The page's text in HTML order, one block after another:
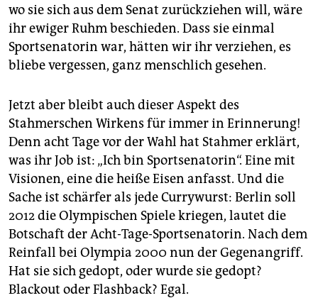
wahrheit
verlag
verlag
veranstaltungen
shop
fragen & hilfe
unterstützen
abo
genossenschaft
epaper login
wo sie sich aus dem Senat zurückziehen will, wäre
ihr ewiger Ruhm beschieden. Dass sie einmal
Sportsenatorin war, hätten wir ihr verziehen, es
bliebe vergessen, ganz menschlich gesehen.
Jetzt aber bleibt auch dieser Aspekt des
Stahmerschen Wirkens für immer in Erinnerung!
Denn acht Tage vor der Wahl hat Stahmer erklärt,
was ihr Job ist: „Ich bin Sportsenatorin“. Eine mit
Visionen, eine die heiße Eisen anfasst. Und die
Sache ist schärfer als jede Currywurst: Berlin soll
2012 die Olympischen Spiele kriegen, lautet die
Botschaft der Acht-Tage-Sportsenatorin. Nach dem
Reinfall bei Olympia 2000 nun der Gegenangriff.
Hat sie sich gedopt, oder wurde sie gedopt?
Blackout oder Flashback? Egal.